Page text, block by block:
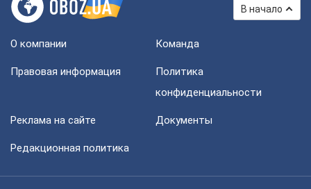
В начало
О компании Команда
Правовая информация
Политика
конфиденциальности
Реклама на сайте Документы
Редакционная политика